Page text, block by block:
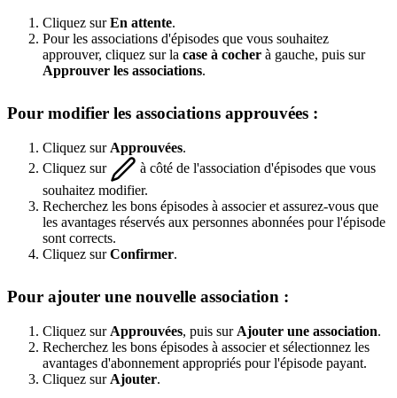
Cliquez surEn attente.
Pour les associations d'épisodes que vous souhaitez
approuver, cliquez sur la case à cocher à gauche, puis sur
Approuver les associations.
Pour modifier les associations approuvées :
Cliquez sur Approuvées.
Cliquez sur
à côté de l'association d'épisodes que vous
souhaitez modifier.
Recherchez les bons épisodes à associer et assurez-vous que
les avantages réservés aux personnes abonnées pour l'épisode
sont corrects.
Cliquez surConfirmer.
Pour ajouter une nouvelle association :
Cliquez sur Approuvées, puis sur Ajouter une association.
Recherchez les bons épisodes à associer et sélectionnez les
avantages d'abonnement appropriés pour l'épisode payant.
Cliquez sur Ajouter.